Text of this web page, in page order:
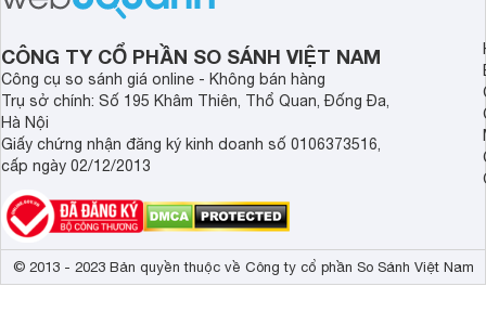
CÔNG TY CỔ PHẦN SO SÁNH VIỆT NAM
Công cụ so sánh giá online - Không bán hàng
Trụ sở chính: Số 195 Khâm Thiên, Thổ Quan, Đống Đa,
Hà Nội
Giấy chứng nhận đăng ký kinh doanh số 0106373516,
cấp ngày 02/12/2013
© 2013 - 2023 Bản quyền thuộc về Công ty cổ phần So Sánh Việt Nam